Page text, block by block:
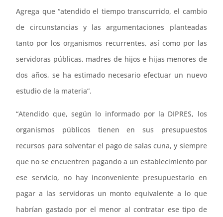
Agrega que “atendido el tiempo transcurrido, el cambio
de circunstancias y las argumentaciones planteadas
tanto por los organismos recurrentes, así como por las
servidoras públicas, madres de hijos e hijas menores de
dos años, se ha estimado necesario efectuar un nuevo
estudio de la materia”.
“Atendido que, según lo informado por la DIPRES, los
organismos públicos tienen en sus presupuestos
recursos para solventar el pago de salas cuna, y siempre
que no se encuentren pagando a un establecimiento por
ese servicio, no hay inconveniente presupuestario en
pagar a las servidoras un monto equivalente a lo que
habrían gastado por el menor al contratar ese tipo de